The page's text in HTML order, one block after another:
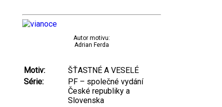
Autor motivu:
Adrian Ferda
Motiv:
ŠŤASTNÉ A VESELÉ
Série:
PF – společné vydání
České republiky a
Slovenska